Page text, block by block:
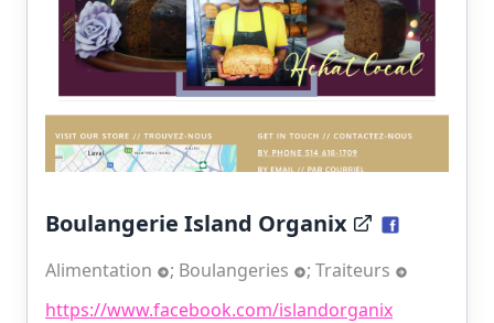
Boulangerie Island Organix
Alimentation ; Boulangeries ; Traiteurs
https://www.facebook.com/islandorganix